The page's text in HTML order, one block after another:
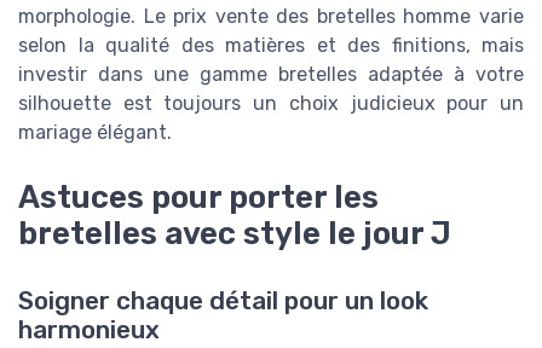
morphologie. Le prix vente des bretelles homme varie
selon la qualité des matières et des finitions, mais
investir dans une gamme bretelles adaptée à votre
silhouette est toujours un choix judicieux pour un
mariage élégant.
Astuces pour porter les
bretelles avec style le jour J
Soigner chaque détail pour un look
harmonieux